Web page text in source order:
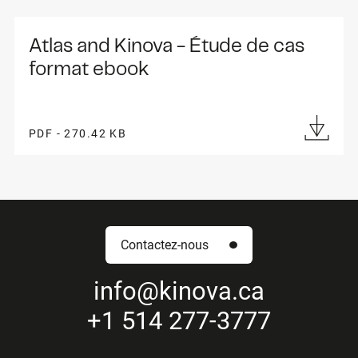
Atlas and Kinova - Étude de cas
format ebook
PDF - 270.42 KB
Contactez-nous
info@kinova.ca
+1 514 277-3777